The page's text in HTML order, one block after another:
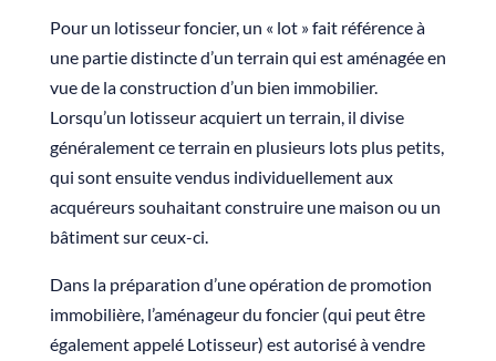
Pour un lotisseur foncier, un « lot » fait référence à
une partie distincte d’un terrain qui est aménagée en
vue de la construction d’un bien immobilier.
Lorsqu’un lotisseur acquiert un terrain, il divise
généralement ce terrain en plusieurs lots plus petits,
qui sont ensuite vendus individuellement aux
acquéreurs souhaitant construire une maison ou un
bâtiment sur ceux-ci.
Dans la préparation d’une opération de promotion
immobilière, l’aménageur du foncier (qui peut être
également appelé Lotisseur) est autorisé à vendre